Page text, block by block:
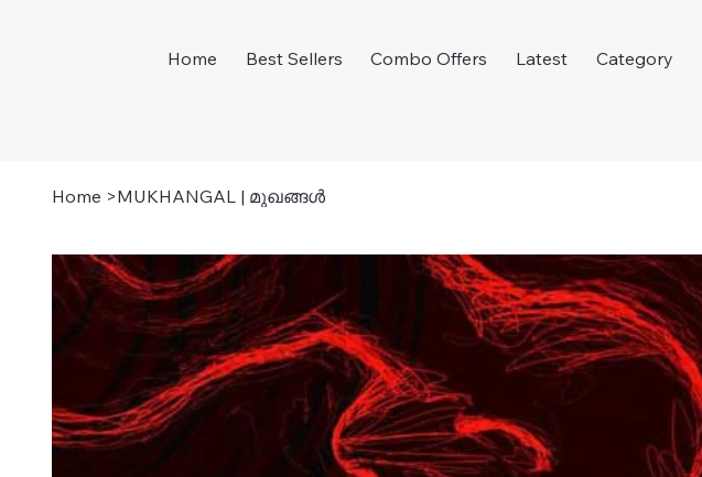
Home Best Sellers Combo Offers Latest Category
Home >MUKHANGAL | മുഖങ്ങൾ